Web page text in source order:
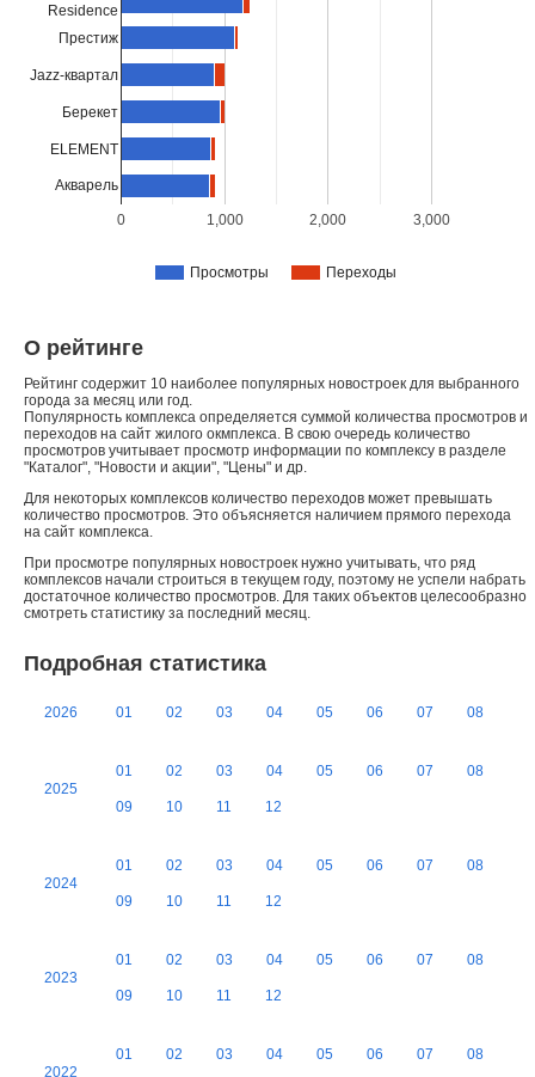
Просмотры Переходы
0 1,000 2,000 3,000
Residence
Престиж
Jazz-квартал
Берекет
ELEMENT
Акварель
О рейтинге
Рейтинг содержит 10 наиболее популярных новостроек для выбранного
города за месяц или год.
Популярность комплекса определяется суммой количества просмотров и
переходов на сайт жилого окмплекса. В свою очередь количество
просмотров учитывает просмотр информации по комплексу в разделе
"Каталог", "Новости и акции", "Цены" и др.
Для некоторых комплексов количество переходов может превышать
количество просмотров. Это объясняется наличием прямого перехода
на сайт комплекса.
При просмотре популярных новостроек нужно учитывать, что ряд
комплексов начали строиться в текущем году, поэтому не успели набрать
достаточное количество просмотров. Для таких объектов целесообразно
смотреть статистику за последний месяц.
Подробная статистика
2026 01 02 03 04 05 06 07 08
2025
01 02 03 04 05 06 07 08
09 10 11 12
2024
01 02 03 04 05 06 07 08
09 10 11 12
2023
01 02 03 04 05 06 07 08
09 10 11 12
2022
01 02 03 04 05 06 07 08